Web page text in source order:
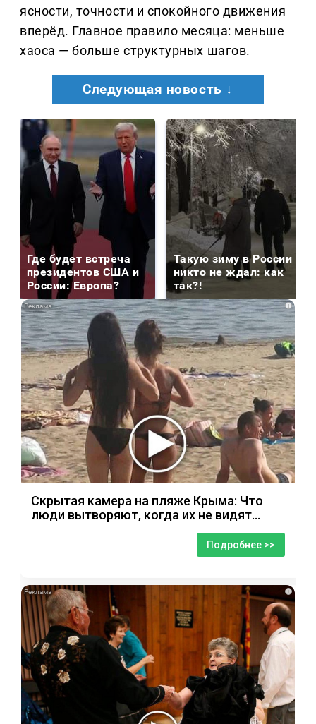
ясности, точности и спокойного движения
вперёд. Главное правило месяца: меньше
хаоса — больше структурных шагов.
Следующая новость ↓
Где будет встреча
президентов США и
России: Европа?
Такую зиму в России
никто не ждал: как
так?!
i
Скрытая камера на пляже Крыма: Что
люди вытворяют, когда их не видят...
Подробнее >>
i